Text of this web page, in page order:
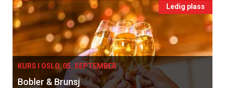
Ledig plass
KURS I OSLO, 05. SEPTEMBER
Bobler & Brunsj